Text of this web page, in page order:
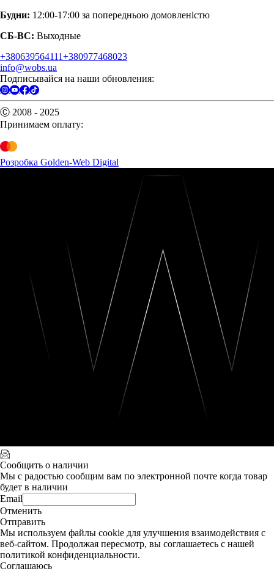
Будни: 12:00-17:00 за попередньою домовленістю
СБ-ВС: Выходные
+380639564111+380977468023
info@wobs.ua
Подписывайся на наши обновления:
Ⓒ 2008 - 2025
Принимаем оплату:
Розробка Golden-Web Digital
Сообщить о наличии
Мы с радостью сообщим вам по электронной почте когда товар
будет в наличии
Email
Отменить
Отправить
Мы используем файлы cookie для улучшения взаимодействия с
веб-сайтом. Продолжая пересмотр, вы соглашаетесь с нашей
политикой конфиденциальности.
Соглашаюсь